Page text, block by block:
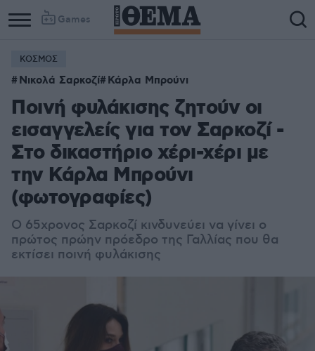
Games
ΚΟΣΜΟΣ
Νικολά Σαρκοζί Κάρλα Μπρούνι
Ποινή φυλάκισης ζητούν οι
εισαγγελείς για τον Σαρκοζί -
Στο δικαστήριο χέρι-χέρι με
την Κάρλα Μπρούνι
(φωτογραφίες)
Ο 65χρονος Σαρκοζί κινδυνεύει να γίνει ο
πρώτος πρώην πρόεδρο της Γαλλίας που θα
εκτίσει ποινή φυλάκισης